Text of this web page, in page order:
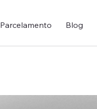
Parcelamento Blog